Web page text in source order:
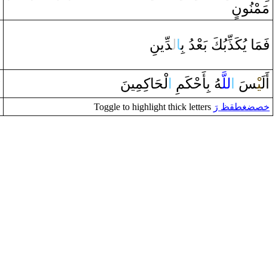
مَمْنُونٍ
فَمَا‌ يُكَذِّبُكَ بَعْدُ‌ بِ‍ال‍‍دِّينِ
أَلَ‍‍يْ‍‍سَ للَّ‍‍هُ بِأَحْكَمِ لْحَاكِمِينَ
Toggle to highlight thick letters خصضغطقظ رَ